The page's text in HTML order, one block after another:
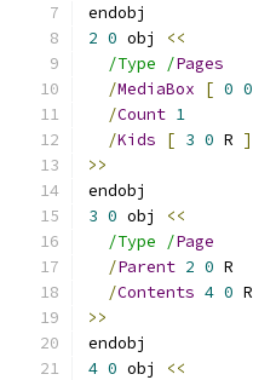
endobj
2 0 obj
<<
/Type /Pages
/MediaBox [ 0 0
/Count 1
/Kids [ 3 0 R ]
>>
endobj
3 0 obj
<<
/Type /Page
/Parent 2 0 R
/Contents 4 0 R
>>
endobj
4 0 obj
<<